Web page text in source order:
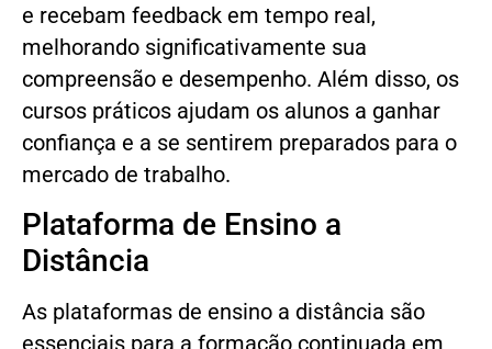
e recebam feedback em tempo real,
melhorando significativamente sua
compreensão e desempenho. Além disso, os
cursos práticos ajudam os alunos a ganhar
confiança e a se sentirem preparados para o
mercado de trabalho.
Plataforma de Ensino a
Distância
As plataformas de ensino a distância são